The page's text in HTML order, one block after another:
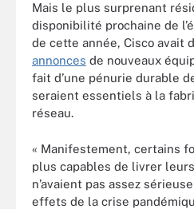
Mais le plus surprenant
disponibilité prochaine de
de cette année, Cisco avait
annonces de nouveaux
fait d’une pénurie durable
seraient essentiels à la
réseau.
« Manifestement, certains
plus capables de livrer
n’avaient pas assez
effets de la crise